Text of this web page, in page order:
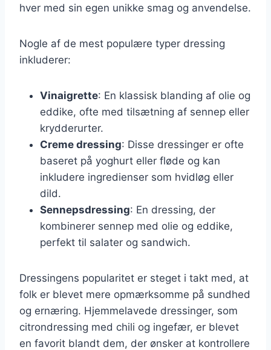
hver med sin egen unikke smag og anvendelse.
Nogle af de mest populære typer dressing
inkluderer:
Vinaigrette: En klassisk blanding af olie og
eddike, ofte med tilsætning af sennep eller
krydderurter.
Creme dressing: Disse dressinger er ofte
baseret på yoghurt eller fløde og kan
inkludere ingredienser som hvidløg eller
dild.
Sennepsdressing: En dressing, der
kombinerer sennep med olie og eddike,
perfekt til salater og sandwich.
Dressingens popularitet er steget i takt med, at
folk er blevet mere opmærksomme på sundhed
og ernæring. Hjemmelavede dressinger, som
citrondressing med chili og ingefær, er blevet
en favorit blandt dem, der ønsker at kontrollere